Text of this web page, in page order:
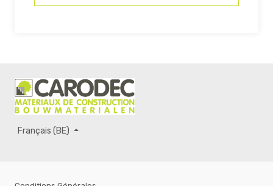
Français (BE)